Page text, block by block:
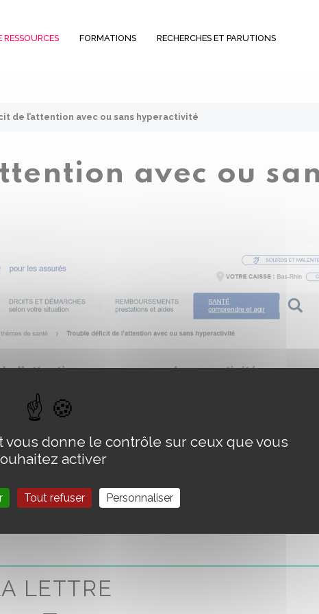
RESSOURCES FORMATIONS RECHERCHES ET PARUTIONS
de l’attention avec ou sans hyperactivité
avec ou
LETTRE
donne le contrôle sur ceux que vous
activer
Tout refuser Personnaliser